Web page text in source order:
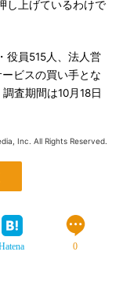
し上げているわけで
役員515人、法人営
ビスの買い手とな
査期間は10月18日
Inc. All Rights Reserved.
0